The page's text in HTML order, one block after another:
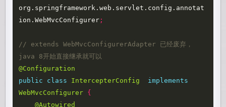
org.springframework.web.servlet.config.annotat
ion.WebMvcConfigurer ;
// extends WebMvcConfigurerAdapter 已经废弃，
java 8开始直接继承就可以
@Configuration
public
class IntercepterConfig
implements
WebMvcConfigurer {
@Autowired